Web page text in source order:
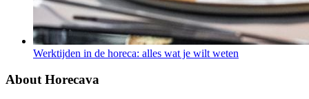
Werktijden in de horeca: alles wat je wilt weten
About Horecava